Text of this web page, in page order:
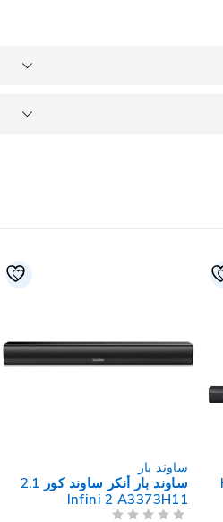
ساوند بار
ساوند بار أنكر ساوند كور 2.1
Infini 2 A3373H11